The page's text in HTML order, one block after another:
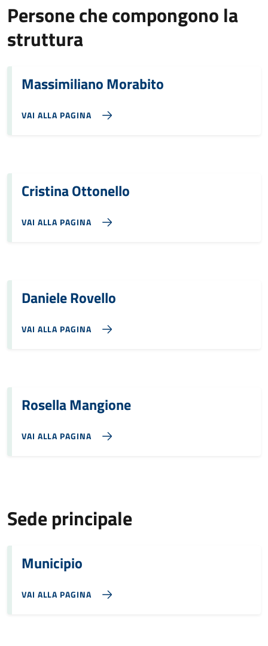
Persone che compongono la
struttura
Massimiliano Morabito
VAI ALLA PAGINA
Cristina Ottonello
VAI ALLA PAGINA
Daniele Rovello
VAI ALLA PAGINA
Rosella Mangione
VAI ALLA PAGINA
Sede principale
Municipio
VAI ALLA PAGINA